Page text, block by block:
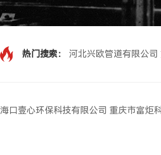
热门搜索： 河北兴欧管道有限公司
海口壹心环保科技有限公司 重庆市富炬